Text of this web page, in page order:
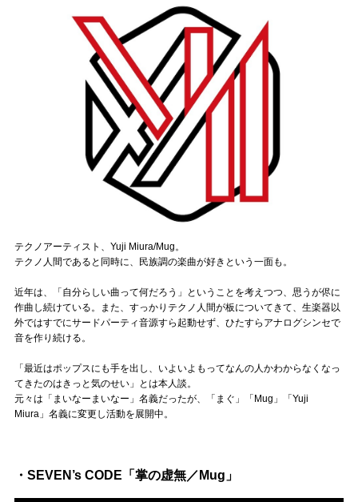
記事リクエスト
muevoクラウドファンディング
muevoコミュニティ
ぶいコミュ！by muevo
Follow us
Official SNS
テクノアーティスト、Yuji Miura/Mug。
テクノ人間であると同時に、民族調の楽曲が好きという一面も。
近年は、「自分らしい曲って何だろう」ということを考えつつ、思うが侭に
作曲し続けている。また、すっかりテクノ人間が板についてきて、生楽器以
外ではすでにサードパーティ音源すら起動せず、ひたすらアナログシンセで
音を作り続ける。
「最近はポップスにも手を出し、いよいよもってなんの人かわからなくなっ
てきたのはきっと気のせい」とは本人談。
元々は「まいなーまいなー」名義だったが、「まぐ」「Mug」「Yuji
Miura」名義に変更し活動を展開中。
・SEVEN’s CODE「掌の虚無／Mug」